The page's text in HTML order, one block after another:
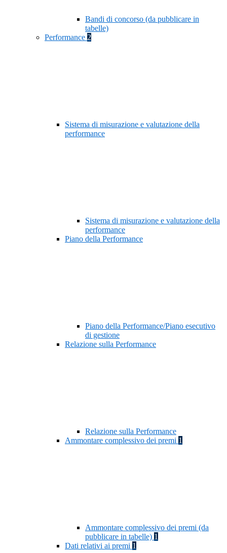
Bandi di concorso (da pubblicare in
tabelle)
Performance 2
Sistema di misurazione e valutazione della
performance
Sistema di misurazione e valutazione della
performance
Piano della Performance
Piano della Performance/Piano esecutivo
di gestione
Relazione sulla Performance
Relazione sulla Performance
Ammontare complessivo dei premi 1
Ammontare complessivo dei premi (da
pubblicare in tabelle) 1
Dati relativi ai premi 1